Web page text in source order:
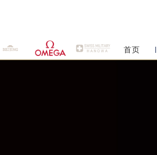
首页